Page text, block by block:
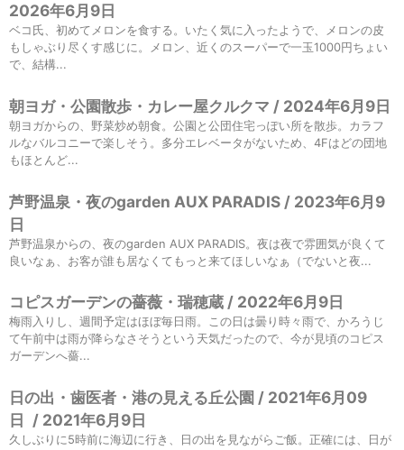
2026年6月9日
ベコ氏、初めてメロンを食する。いたく気に入ったようで、メロンの皮
もしゃぶり尽くす感じに。メロン、近くのスーパーで一玉1000円ちょい
で、結構...
朝ヨガ・公園散歩・カレー屋クルクマ / 2024年6月9日
朝ヨガからの、野菜炒め朝食。公園と公団住宅っぽい所を散歩。カラフ
ルなバルコニーで楽しそう。多分エレベータがないため、4Fはどの団地
もほとんど...
芦野温泉・夜のgarden AUX PARADIS / 2023年6月9
日
芦野温泉からの、夜のgarden AUX PARADIS。夜は夜で雰囲気が良くて
良いなぁ、お客が誰も居なくてもっと来てほしいなぁ（でないと夜...
コピスガーデンの薔薇・瑞穂蔵 / 2022年6月9日
梅雨入りし、週間予定はほぼ毎日雨。この日は曇り時々雨で、かろうじ
て午前中は雨が降らなさそうという天気だったので、今が見頃のコピス
ガーデンへ薔...
日の出・歯医者・港の見える丘公園 / 2021年6月09
日 / 2021年6月9日
久しぶりに5時前に海辺に行き、日の出を見ながらご飯。正確には、日が